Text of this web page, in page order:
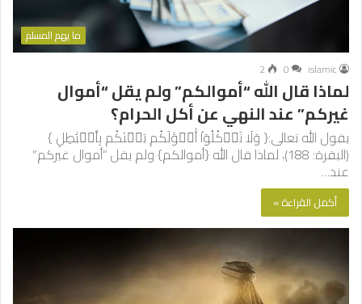
ما يهم المسلم
islamic
0
2
لماذا قال الله “أموالكم” ولم يقل “أموال
غيركم” عند النهي عن أكل الحرام؟
يقول الله تعالى:{ وَلَا تَأۡكُلُوٓاْ أَمۡوَٰلَكُم بَيۡنَكُم بِٱلۡبَٰطِلِ }
(البقرة: 188)، لماذا قال الله {أموالكم} ولم يقل “أموال غيركم”
عند…
أكمل القراءة »